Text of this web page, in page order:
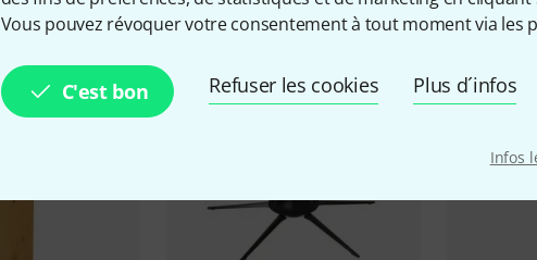
Vous pouvez révoquer votre consentement à tout moment via les
C'est bon Refuser les cookies Plus d´infos
Infos